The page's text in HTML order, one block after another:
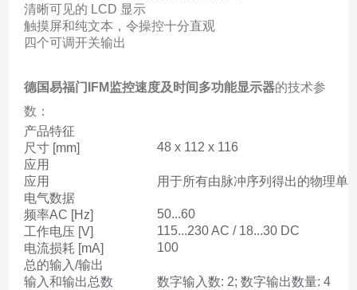
清晰可见的 LCD 显示
触摸屏和纯文本，令操控十分直观
四个可调开关输出
德国易福门IFM监控速度及时间多功能显示器的技术参
数：
产品特征
尺寸 [mm]
48 x 112 x 116
应用
应用
用于所有由脉冲序列得出的物理单
电气数据
频率AC [Hz]
50...60
工作电压 [V]
115...230 AC / 18...30 DC
电流损耗 [mA]
100
总的输入/输出
输入和输出总数
数字输入数: 2; 数字输出数量: 4